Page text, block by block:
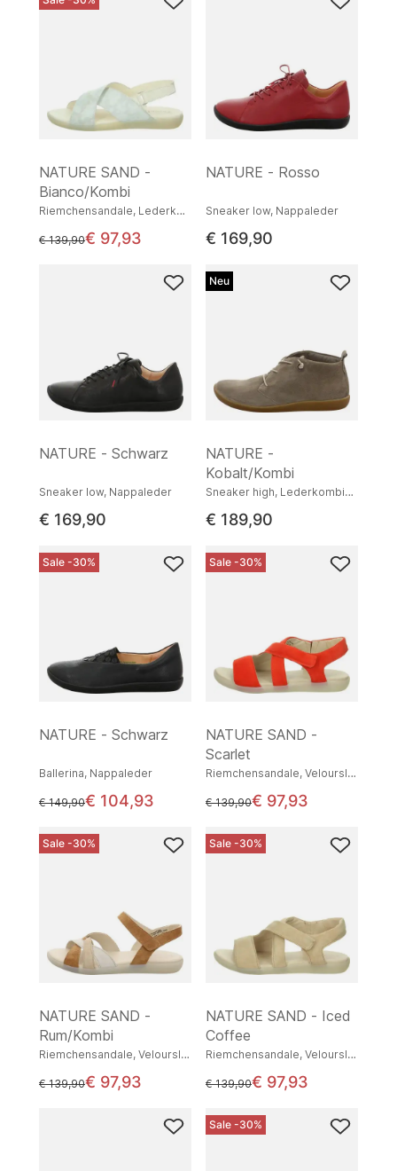
NATURE SAND -
Bianco/Kombi
Riemchensandale, Lederkombination
statt
€ 139,90€ 97,93
NATURE - Rosso
Sneaker low, Nappaleder
€ 169,90
NATURE - Schwarz
Sneaker low, Nappaleder
€ 169,90
Neu
NATURE -
Kobalt/Kombi
Sneaker high, Lederkombination
€ 189,90
Sale -30%
NATURE - Schwarz
Ballerina, Nappaleder
statt
€ 149,90€ 104,93
Sale -30%
NATURE SAND -
Scarlet
Riemchensandale, Veloursleder
statt
€ 139,90€ 97,93
Sale -30%
NATURE SAND -
Rum/Kombi
Riemchensandale, Veloursleder
statt
€ 139,90€ 97,93
Sale -30%
NATURE SAND - Iced
Coffee
Riemchensandale, Veloursleder
statt
€ 139,90€ 97,93
Sale -30%